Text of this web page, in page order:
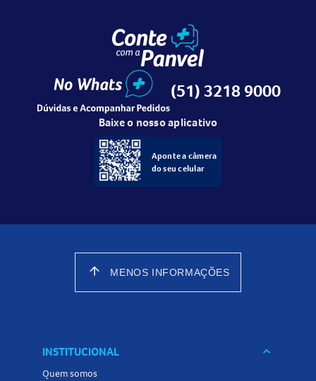
(51) 3218 9000
Baixe o nosso aplicativo
Aponte a câmera
do seu celular
arrow_upward MENOS INFORMAÇÕES
INSTITUCIONAL keyboard_arrow_down
Quem somos